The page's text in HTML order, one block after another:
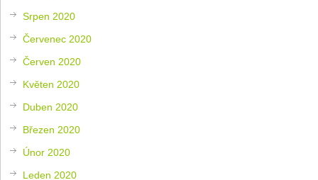
Srpen 2020
Červenec 2020
Červen 2020
Květen 2020
Duben 2020
Březen 2020
Únor 2020
Leden 2020